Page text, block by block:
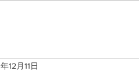
12月11日